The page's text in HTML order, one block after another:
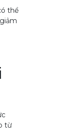
thể
từ